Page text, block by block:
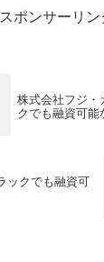
スポンサーリン
株式会社フジ・
クでも融資可能
ックでも融資可